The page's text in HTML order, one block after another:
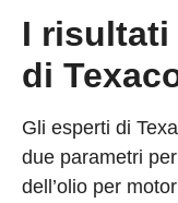
I risultati
di
Gli esperti di
due parametri
dell’olio per